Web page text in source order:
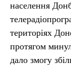
населення
територіях
протягом
дало змогу